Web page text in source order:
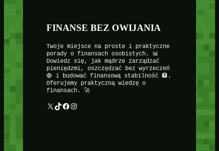
FINANSE BEZ OWIJANIA
Twoje miejsce na proste i praktyczne
porady o finansach osobistych. 📊
Dowiedz się, jak mądrze zarządzać
pieniędzmi, oszczędzać bez wyrzeczeń
🛟 i budować finansową stabilność 🏦.
Oferujemy praktyczną wiedzę o
finansach. 🚀
X TikTok Facebook Instagram